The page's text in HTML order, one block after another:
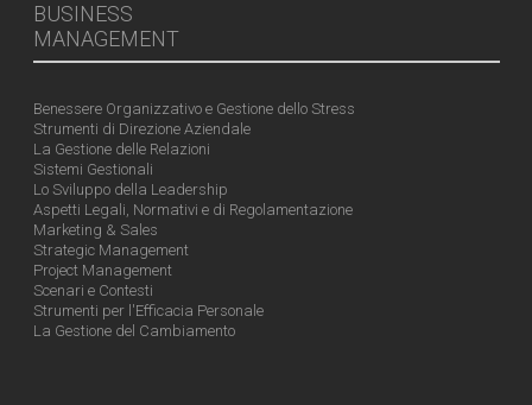
BUSINESS
MANAGEMENT
Benessere Organizzativo e Gestione dello Stress
Strumenti di Direzione Aziendale
La Gestione delle Relazioni
Sistemi Gestionali
Lo Sviluppo della Leadership
Aspetti Legali, Normativi e di Regolamentazione
Marketing & Sales
Strategic Management
Project Management
Scenari e Contesti
Strumenti per l'Efficacia Personale
La Gestione del Cambiamento